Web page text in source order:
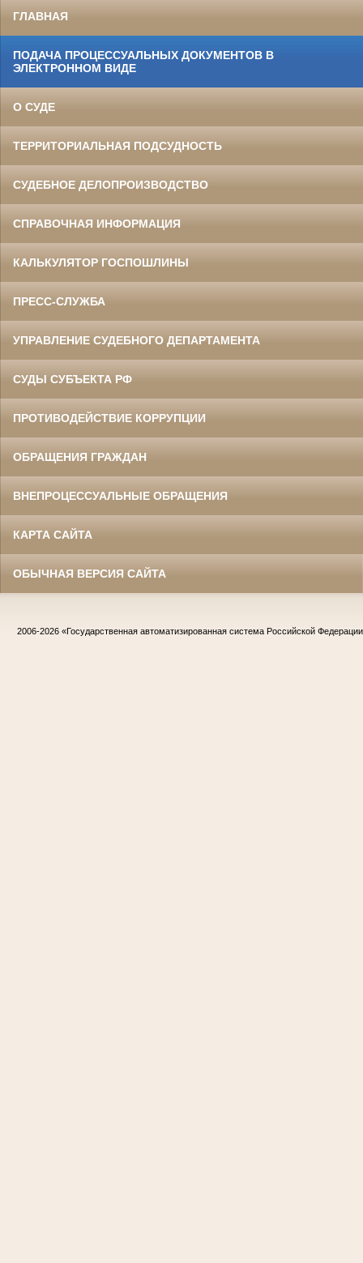
ГЛАВНАЯ
ПОДАЧА ПРОЦЕССУАЛЬНЫХ ДОКУМЕНТОВ В
ЭЛЕКТРОННОМ ВИДЕ
О СУДЕ
ТЕРРИТОРИАЛЬНАЯ ПОДСУДНОСТЬ
СУДЕБНОЕ ДЕЛОПРОИЗВОДСТВО
СПРАВОЧНАЯ ИНФОРМАЦИЯ
КАЛЬКУЛЯТОР ГОСПОШЛИНЫ
ПРЕСС-СЛУЖБА
УПРАВЛЕНИЕ СУДЕБНОГО ДЕПАРТАМЕНТА
СУДЫ СУБЪЕКТА РФ
ПРОТИВОДЕЙСТВИЕ КОРРУПЦИИ
ОБРАЩЕНИЯ ГРАЖДАН
ВНЕПРОЦЕССУАЛЬНЫЕ ОБРАЩЕНИЯ
КАРТА САЙТА
ОБЫЧНАЯ ВЕРСИЯ САЙТА
2006-2026 «Государственная автоматизированная система Российской